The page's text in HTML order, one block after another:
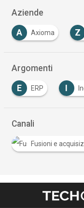
Aziende
A Axioma Z
Argomenti
E ERP
Canali
Fusioni e